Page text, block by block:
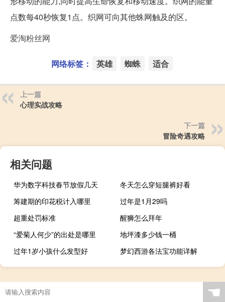
点数每40秒恢复1点。织网可向其他蛛网触及的区。
爱淘粉丝网
网络标签： 英雄 蜘蛛 适合
上一篇
心理实战攻略
下一篇
冒险奇遇攻略
相关问题
华为数字科技春节放假几天
冬天怎么穿短腿裤好看
筹建期的印花税计入哪里
过年是1月29吗
超重处罚标准
醒狮怎么拜年
“爱菊人何少”的出处是哪里
地坪漆多少钱一桶
过年1岁小孩什么发型好
梦幻西游各法宝功能详解
☚